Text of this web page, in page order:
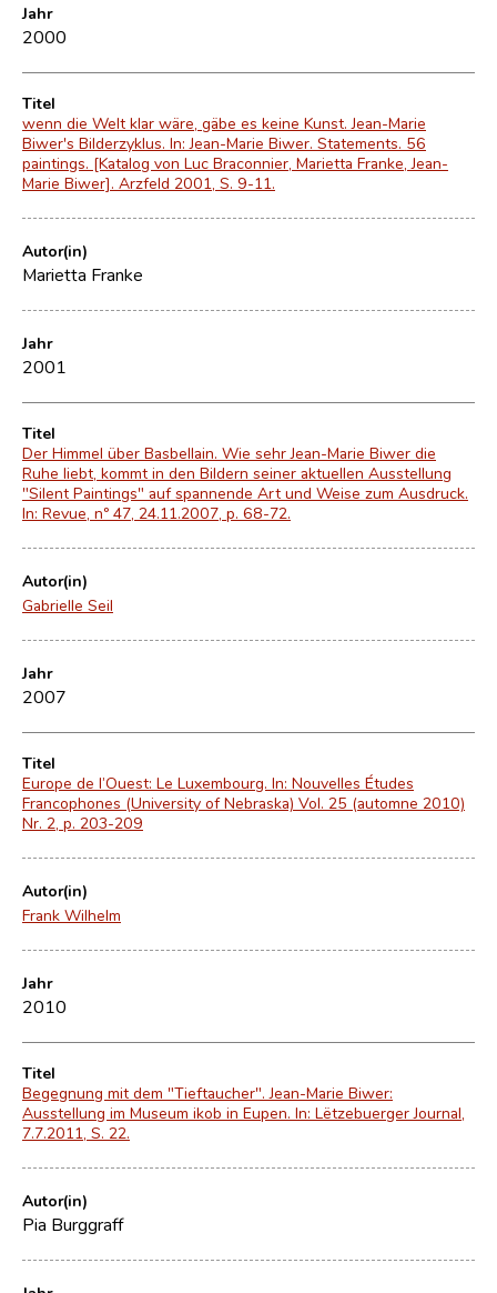
Jahr
2000
Titel
wenn die Welt klar wäre, gäbe es keine Kunst. Jean-Marie
Biwer's Bilderzyklus. In: Jean-Marie Biwer. Statements. 56
paintings. [Katalog von Luc Braconnier, Marietta Franke, Jean-
Marie Biwer]. Arzfeld 2001, S. 9-11.
Autor(in)
Marietta Franke
Jahr
2001
Titel
Der Himmel über Basbellain. Wie sehr Jean-Marie Biwer die
Ruhe liebt, kommt in den Bildern seiner aktuellen Ausstellung
"Silent Paintings" auf spannende Art und Weise zum Ausdruck.
In: Revue, nº 47, 24.11.2007, p. 68-72.
Autor(in)
Gabrielle Seil
Jahr
2007
Titel
Europe de l’Ouest: Le Luxembourg. In: Nouvelles Études
Francophones (University of Nebraska) Vol. 25 (automne 2010)
Nr. 2, p. 203-209
Autor(in)
Frank Wilhelm
Jahr
2010
Titel
Begegnung mit dem "Tieftaucher". Jean-Marie Biwer:
Ausstellung im Museum ikob in Eupen. In: Lëtzebuerger Journal,
7.7.2011, S. 22.
Autor(in)
Pia Burggraff